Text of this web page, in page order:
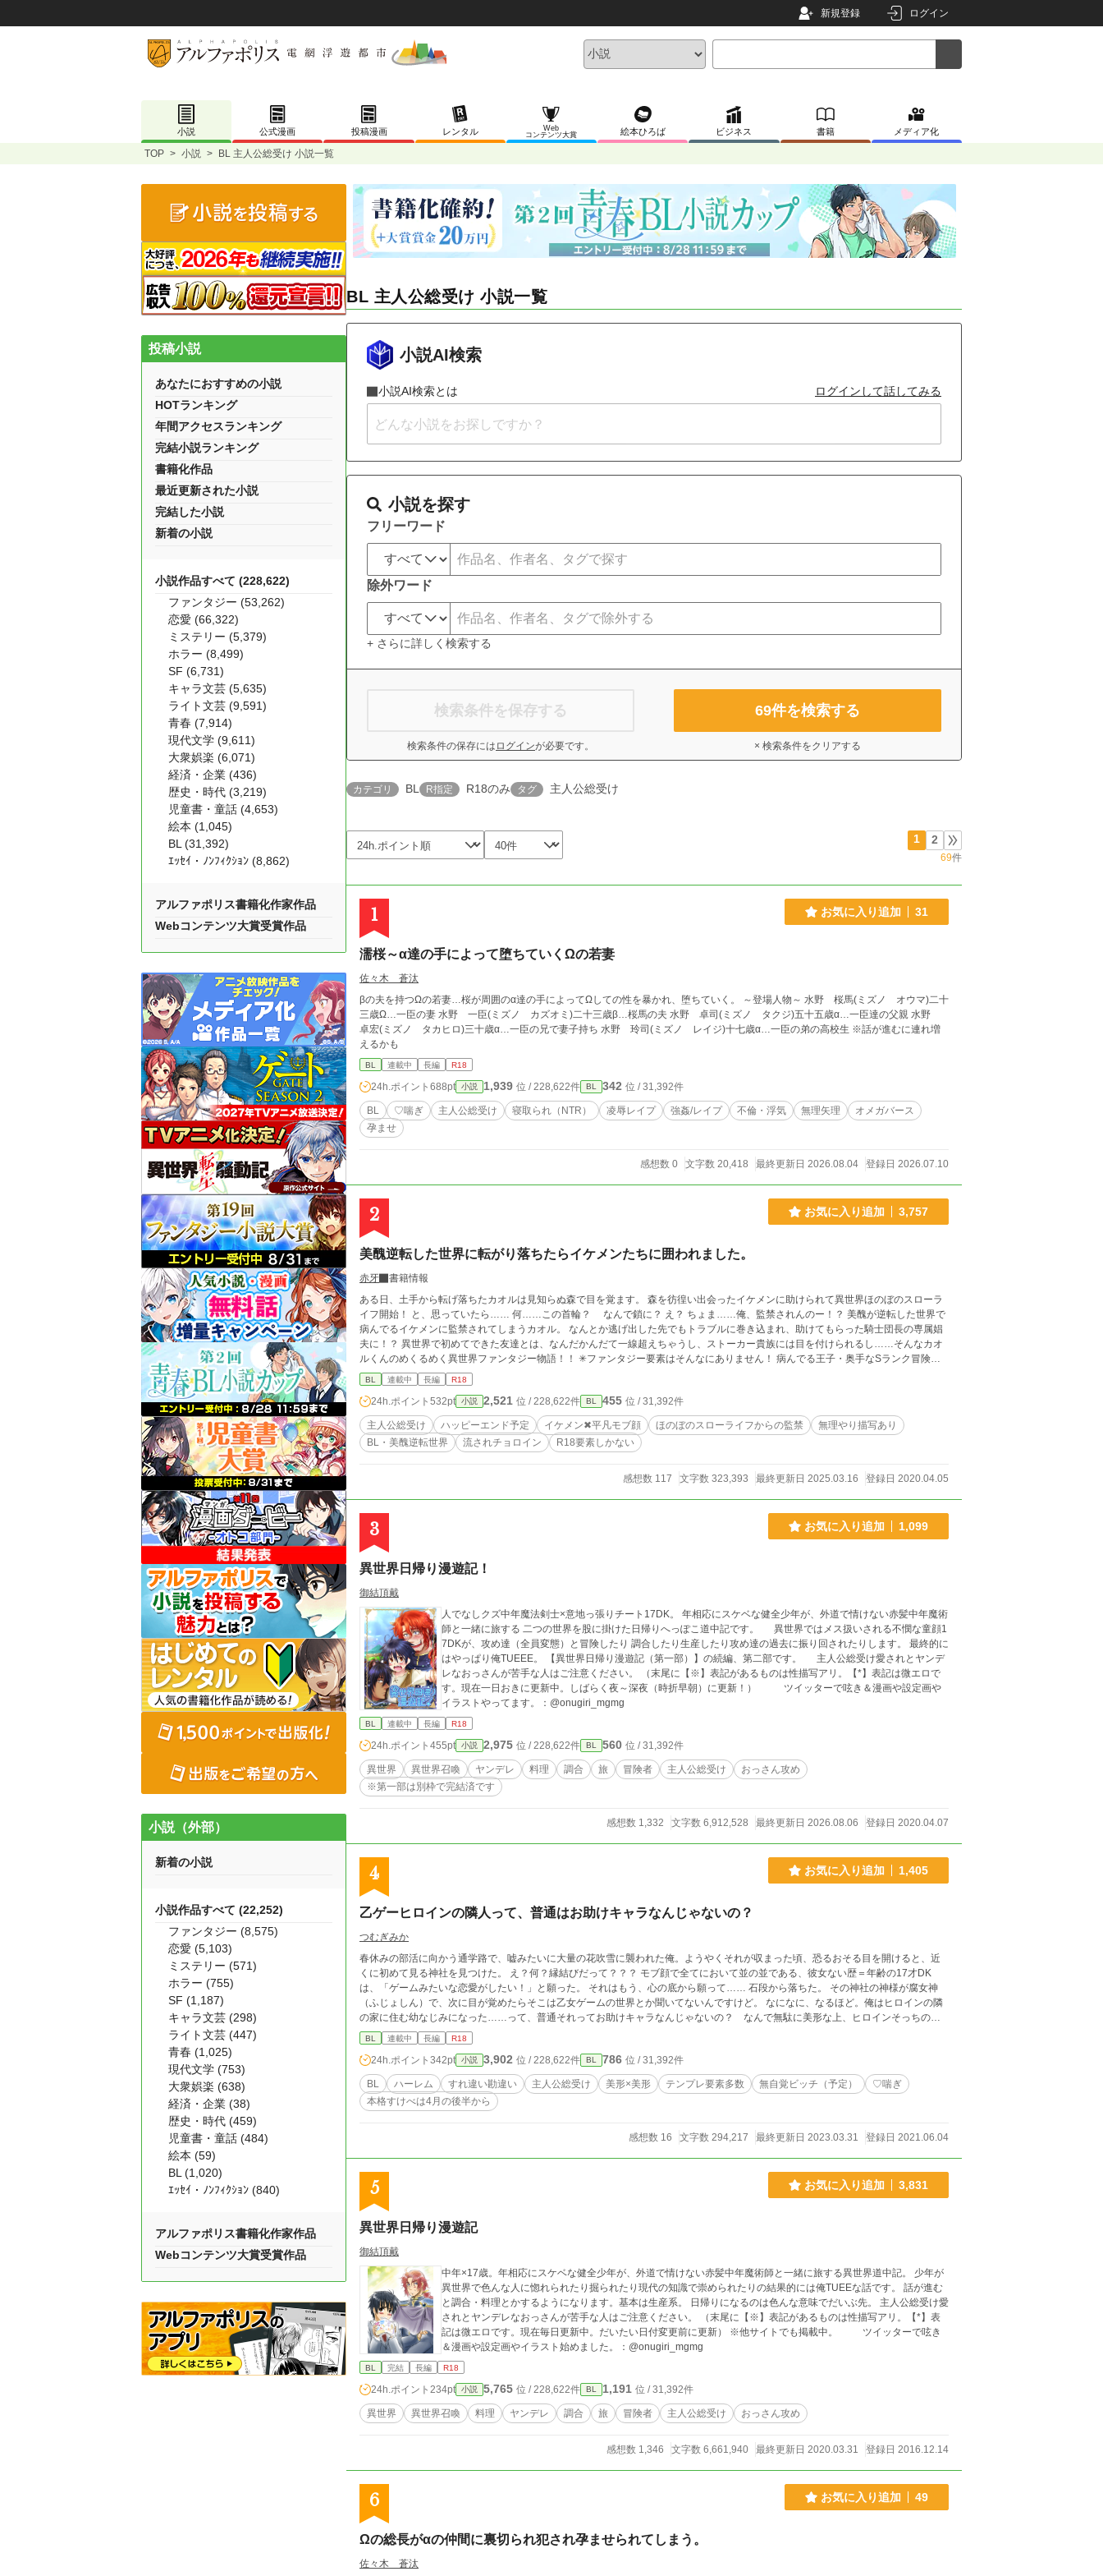
新規登録 ログイン
小説 公式漫画 投稿漫画 レンタル
Web
コンテンツ大賞
絵本ひろば ビジネス 書籍 メディア化
TOP > 小説 > BL 主人公総受け 小説一覧
BL 主人公総受け 小説一覧
小説AI検索
小説AI検索とは ログインして話してみる
小説を探す
フリーワード
除外ワード
+ さらに詳しく検索する
検索条件を保存する
検索条件の保存には ログインが必要です。
69件を検索する
× 検索条件をクリアする
カテゴリ BL R指定 R18のみ タグ 主人公総受け
1 2
69件
1 お気に入り追加 31
濡桜～α達の手によって堕ちていくΩの若妻
佐々木 蒼汰
βの夫を持つΩの若妻…桜が周囲のα達の手によってΩしての性を暴かれ、堕ちていく。 ～登場人物～ 水野 桜馬(ミズノ オウマ)二十
三歳Ω…一臣の妻 水野 一臣(ミズノ カズオミ)二十三歳β…桜馬の夫 水野 卓司(ミズノ タクジ)五十五歳α…一臣達の父親 水野
卓宏(ミズノ タカヒロ)三十歳α…一臣の兄で妻子持ち 水野 玲司(ミズノ レイジ)十七歳α…一臣の弟の高校生 ※話が進むに連れ増
えるかも
BL 連載中 長編 R18
24h.ポイント 688pt 小説 1,939 位 / 228,622件 BL 342 位 / 31,392件
BL ♡喘ぎ 主人公総受け 寝取られ（NTR） 凌辱レイプ 強姦/レイプ 不倫・浮気 無理矢理
オメガバース
孕ませ
感想数 0 文字数 20,418 最終更新日 2026.08.04 登録日 2026.07.10
2 お気に入り追加 3,757
美醜逆転した世界に転がり落ちたらイケメンたちに囲われました。
赤牙
書籍情報
ある日、土手から転げ落ちたカオルは見知らぬ森で目を覚ます。 森を彷徨い出会ったイケメンに助けられて異世界ほのぼのスローラ
イフ開始！ と、思っていたら…… 何……この首輪？ なんで鎖に？ え？ ちょま……俺、監禁されんのー！？ 美醜が逆転した世界で
病んでるイケメンに監禁されてしまうカオル。 なんとか逃げ出した先でもトラブルに巻き込まれ、助けてもらった騎士団長の専属娼
夫に！？ 異世界で初めてできた友達とは、なんだかんだて一線超えちゃうし、ストーカー貴族には目を付けられるし……そんなカオ
ルくんのめくるめく異世界ファンタジー物語！！ ✳︎ファンタジー要素はそんなにありません！ 病んでる王子・奥手なSランク冒険者
のギルドマスター・優しい騎士団長・近所の食堂店員・ストーカー貴族・奴隷の半獣人・隣国のアルビノ少年……などなどなど。 流
されチョロインな主人公カオルくんの総受けのお話です。 R18シーンは予告ないので読む時はご注意を〜 男性妊娠の話もあります！
喘ぎ声多めの作品です！ 不定期更新ですがどうぞよろしくお願いします！
BL 連載中 長編 R18
24h.ポイント 532pt 小説 2,521 位 / 228,622件 BL 455 位 / 31,392件
主人公総受け ハッピーエンド予定 イケメン✖︎平凡モブ顔 ほのぼのスローライフからの監禁
無理やり描写あり
BL・美醜逆転世界
流されチョロイン R18要素しかない
感想数 117 文字数 323,393 最終更新日 2025.03.16 登録日 2020.04.05
3 お気に入り追加 1,099
異世界日帰り漫遊記！
御結頂戴
人でなしクズ中年魔法剣士×意地っ張りチート17DK。 年相応にスケベな健全少年が、外道で情けない赤髪中年魔術
師と一緒に旅する 二つの世界を股に掛けた日帰りへっぽこ道中記です。 異世界ではメス扱いされる不憫な童顔1
7DKが、攻め達（全員変態）と冒険したり 調合したり生産したり攻め達の過去に振り回されたりします。 最終的に
はやっぱり俺TUEEE。 【異世界日帰り漫遊記（第一部）】の続編、第二部です。 主人公総受け愛されとヤンデ
レなおっさんが苦手な人はご注意ください。 （末尾に【※】表記があるものは性描写アリ。【*】表記は微エロで
す。現在一日おきに更新中。しばらく夜～深夜（時折早朝）に更新！） ツイッターで呟き＆漫画や設定画や
イラストやってます。：@onugiri_mgmg
BL 連載中 長編 R18
24h.ポイント 455pt 小説 2,975 位 / 228,622件 BL 560 位 / 31,392件
異世界 異世界召喚 ヤンデレ 料理 調合 旅 冒険者 主人公総受け
おっさん攻め
※第一部は別枠で完結済です
感想数 1,332 文字数 6,912,528 最終更新日 2026.08.06 登録日 2020.04.07
4 お気に入り追加 1,405
乙ゲーヒロインの隣人って、普通はお助けキャラなんじゃないの？
つむぎみか
春休みの部活に向かう通学路で、嘘みたいに大量の花吹雪に襲われた俺。ようやくそれが収まった頃、恐るおそる目を開けると、近
くに初めて見る神社を見つけた。 え？何？縁結びだって？？？ モブ顔で全てにおいて並の並である、彼女ない歴＝年齢の17才DK
は、「ゲームみたいな恋愛がしたい！」と願った。 それはもう、心の底から願って…… 石段から落ちた。 その神社の神様が腐女神
（ふじょしん）で、次に目が覚めたらそこは乙女ゲームの世界とか聞いてないんですけど。 なになに、なるほど。俺はヒロインの隣
の家に住む幼なじみになった……って、普通それってお助けキャラなんじゃないの？ なんで無駄に美形な上、ヒロインそっちのけ
BL 連載中 長編 R18
24h.ポイント 342pt 小説 3,902 位 / 228,622件 BL 786 位 / 31,392件
BL ハーレム すれ違い勘違い 主人公総受け 美形×美形 テンプレ要素多数 無自覚ビッチ（予定）
♡喘ぎ
本格すけべは4月の後半から
感想数 16 文字数 294,217 最終更新日 2023.03.31 登録日 2021.06.04
5 お気に入り追加 3,831
異世界日帰り漫遊記
御結頂戴
中年×17歳。年相応にスケベな健全少年が、外道で情けない赤髪中年魔術師と一緒に旅する異世界道中記。 少年が
異世界で色んな人に惚れられたり掘られたり現代の知識で崇められたりの結果的には俺TUEEな話です。 話が進む
と調合・料理とかするようになります。基本は生産系。 日帰りになるのは色んな意味でだいぶ先。 主人公総受け愛
されとヤンデレなおっさんが苦手な人はご注意ください。 （末尾に【※】表記があるものは性描写アリ。【*】表
記は微エロです。現在毎日更新中。だいたい日付変更前に更新） ※他サイトでも掲載中。 ツイッターで呟き
＆漫画や設定画やイラスト始めました。：@onugiri_mgmg
BL 完結 長編 R18
24h.ポイント 234pt 小説 5,765 位 / 228,622件 BL 1,191 位 / 31,392件
異世界 異世界召喚 料理 ヤンデレ 調合 旅 冒険者 主人公総受け おっさん攻め
感想数 1,346 文字数 6,661,940 最終更新日 2020.03.31 登録日 2016.12.14
6 お気に入り追加 49
Ωの総長がαの仲間に裏切られ犯され孕ませられてしまう。
佐々木 蒼汰
投稿小説
あなたにおすすめの小説
HOTランキング
年間アクセスランキング
完結小説ランキング
書籍化作品
最近更新された小説
完結した小説
新着の小説
小説作品すべて (228,622)
ファンタジー (53,262)
恋愛 (66,322)
ミステリー (5,379)
ホラー (8,499)
SF (6,731)
キャラ文芸 (5,635)
ライト文芸 (9,591)
青春 (7,914)
現代文学 (9,611)
大衆娯楽 (6,071)
経済・企業 (436)
歴史・時代 (3,219)
児童書・童話 (4,653)
絵本 (1,045)
BL (31,392)
ｴｯｾｲ・ﾉﾝﾌｨｸｼｮﾝ (8,862)
アルファポリス書籍化作家作品
Webコンテンツ大賞受賞作品
小説（外部）
新着の小説
小説作品すべて (22,252)
ファンタジー (8,575)
恋愛 (5,103)
ミステリー (571)
ホラー (755)
SF (1,187)
キャラ文芸 (298)
ライト文芸 (447)
青春 (1,025)
現代文学 (753)
大衆娯楽 (638)
経済・企業 (38)
歴史・時代 (459)
児童書・童話 (484)
絵本 (59)
BL (1,020)
ｴｯｾｲ・ﾉﾝﾌｨｸｼｮﾝ (840)
アルファポリス書籍化作家作品
Webコンテンツ大賞受賞作品